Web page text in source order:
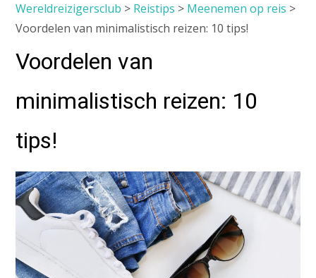
Wereldreizigersclub > Reistips > Meenemen op reis >
Voordelen van minimalistisch reizen: 10 tips!
Voordelen van
minimalistisch reizen: 10
tips!